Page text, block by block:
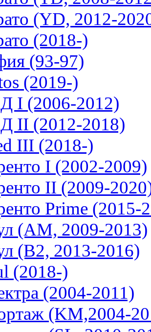
(YD, 2012-
(2018-)
(93-97)
(2019-)
I (2006-2012)
II (2012-2018)
III (2018-)
I (2002-2009)
II (2009-
Prime (2015-
(AM, 2009-2013)
(B2, 2013-2016)
(2018-)
(2004-2011)
(KM,2004-